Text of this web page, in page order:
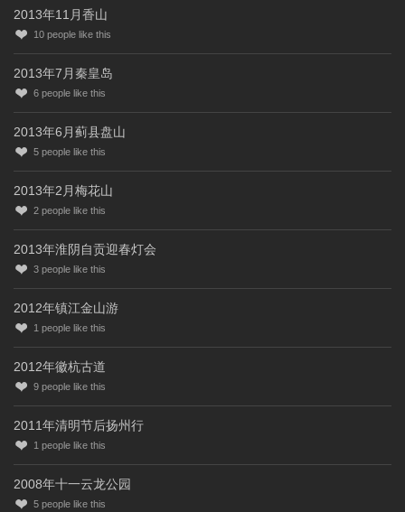
2013年11月香山
10 people like this
2013年7月秦皇岛
6 people like this
2013年6月蓟县盘山
5 people like this
2013年2月梅花山
2 people like this
2013年淮阴自贡迎春灯会
3 people like this
2012年镇江金山游
1 people like this
2012年徽杭古道
9 people like this
2011年清明节后扬州行
1 people like this
2008年十一云龙公园
5 people like this